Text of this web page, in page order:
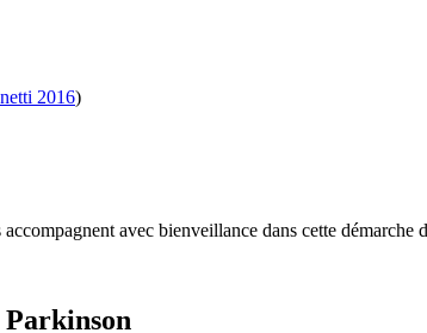
2016)
avec bienveillance dans cette démarche
Parkinson